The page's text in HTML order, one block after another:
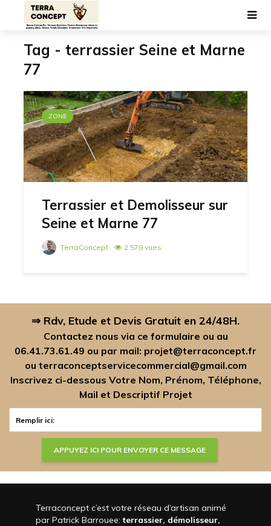
Tag - terrassier Seine et Marne
77
ZONE
Terrassier et Demolisseur sur
Seine et Marne 77
TerraConcept 2 578 vues
⇒ Rdv, Etude et Devis Gratuit en 24/48H.
Contactez nous via ce formulaire ou au
06.41.73.61.49 ou par mail: projet@terraconcept.fr
ou terraconceptservicecommercial@gmail.com
Inscrivez ci-dessous Votre Nom, Prénom, Téléphone,
Mail et Descriptif Projet
Terraconcept c’est votre réseau d’artisan animé
par Patrick Barrouee:terrassier, démolisseur,